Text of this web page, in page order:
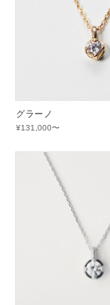
グラーノ
¥131,000〜